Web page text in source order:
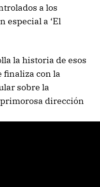
a los
especial a ‘El
la historia de esos
finaliza con la
sobre la
dirección